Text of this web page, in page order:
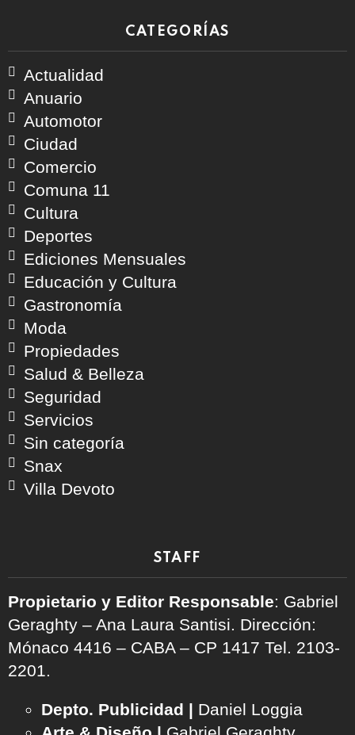
CATEGORÍAS
Actualidad
Anuario
Automotor
Ciudad
Comercio
Comuna 11
Cultura
Deportes
Ediciones Mensuales
Educación y Cultura
Gastronomía
Moda
Propiedades
Salud & Belleza
Seguridad
Servicios
Sin categoría
Snax
Villa Devoto
STAFF
Propietario y Editor Responsable: Gabriel
Geraghty – Ana Laura Santisi. Dirección:
Mónaco 4416 – CABA – CP 1417 Tel. 2103-
2201.
Depto. Publicidad | Daniel Loggia